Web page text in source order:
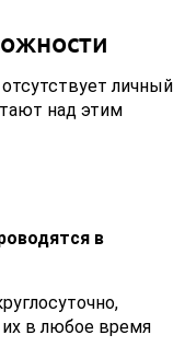
личный
над этим
в
в любое время